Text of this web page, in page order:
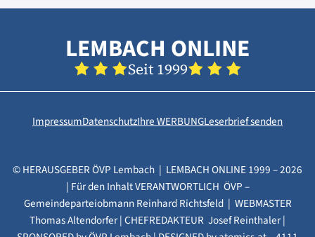
LEMBACH ONLINE
Seit 1999
ImpressumDatenschutzIhre WERBUNGLeserbrief senden
© HERAUSGEBER ÖVP Lembach | LEMBACH ONLINE 1999 – 2026
| Für den Inhalt VERANTWORTLICH ÖVP –
Gemeindeparteiobmann Reinhard Richtsfeld | WEBMASTER
Thomas Altendorfer | CHEFREDAKTEUR Josef Reinthaler |